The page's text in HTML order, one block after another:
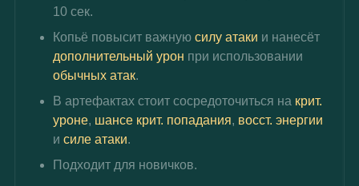
10 сек.
Копьё повысит важную силу атаки и нанесёт
дополнительный урон при использовании
обычных атак.
В артефактах стоит сосредоточиться на крит.
уроне, шансе крит. попадания, восст. энергии
и силе атаки.
Подходит для новичков.